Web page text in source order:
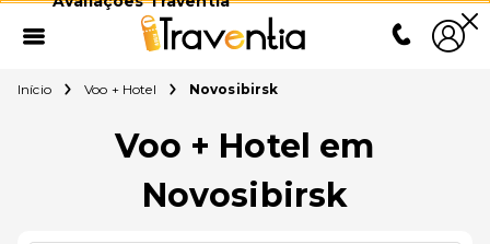
Início Voo + Hotel Novosibirsk
Voo + Hotel em
Novosibirsk